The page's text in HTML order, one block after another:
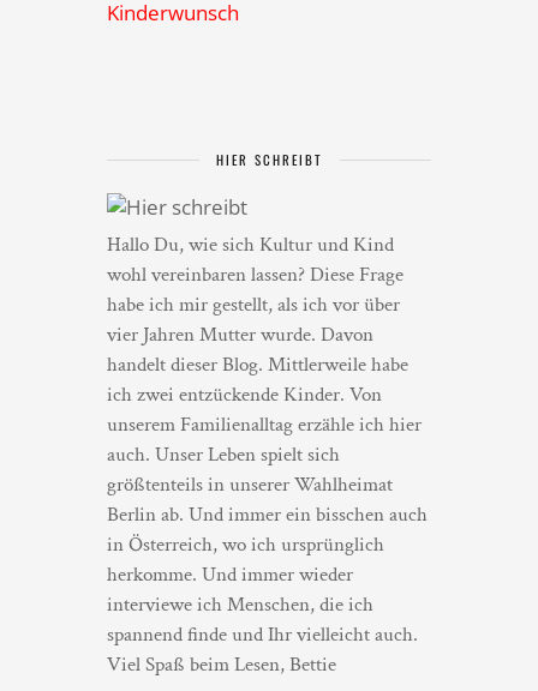
Kinderwunsch
HIER SCHREIBT
Hallo Du, wie sich Kultur und Kind
wohl vereinbaren lassen? Diese Frage
habe ich mir gestellt, als ich vor über
vier Jahren Mutter wurde. Davon
handelt dieser Blog. Mittlerweile habe
ich zwei entzückende Kinder. Von
unserem Familienalltag erzähle ich hier
auch. Unser Leben spielt sich
größtenteils in unserer Wahlheimat
Berlin ab. Und immer ein bisschen auch
in Österreich, wo ich ursprünglich
herkomme. Und immer wieder
interviewe ich Menschen, die ich
spannend finde und Ihr vielleicht auch.
Viel Spaß beim Lesen, Bettie